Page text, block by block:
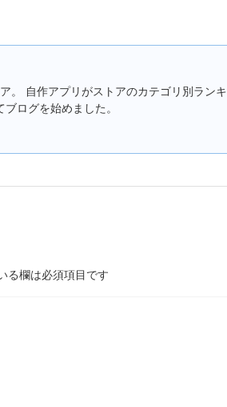
。 自作アプリがストアのカテゴリ別ランキ
ログを始めました。
る欄は必須項目です